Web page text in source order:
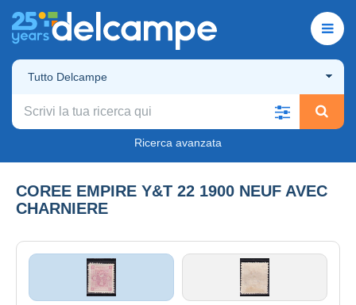
Tutto Delcampe
Ricerca avanzata
COREE EMPIRE Y&T 22 1900 NEUF AVEC
CHARNIERE